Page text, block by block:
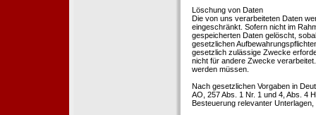
Löschung von Daten
Die von uns verarbeiteten Daten
eingeschränkt. Sofern nicht im
gespeicherten Daten gelöscht,
gesetzlichen
gesetzlich zulässige Zwecke
nicht für andere Zwecke
werden müssen.
Nach gesetzlichen Vorgaben in
AO, 257 Abs. 1 Nr. 1 und 4, Abs. 4
Besteuerung relevanter